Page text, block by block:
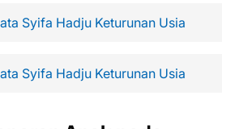
Syifa Hadju Keturunan Usia
Syifa Hadju Keturunan Usia